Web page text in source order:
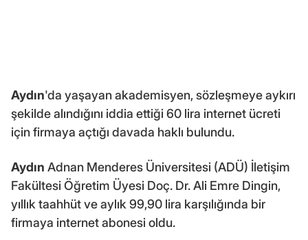
Aydın'da yaşayan akademisyen, sözleşmeye aykırı
şekilde alındığını iddia ettiği 60 lira internet ücreti
için firmaya açtığı davada haklı bulundu.
Aydın Adnan Menderes Üniversitesi (ADÜ) İletişim
Fakültesi Öğretim Üyesi Doç. Dr. Ali Emre Dingin,
yıllık taahhüt ve aylık 99,90 lira karşılığında bir
firmaya internet abonesi oldu.